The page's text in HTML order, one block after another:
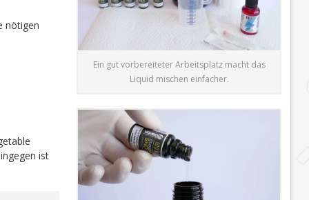
nötigen
Ein gut vorbereiteter Arbeitsplatz macht das
Liquid mischen einfacher.
ist